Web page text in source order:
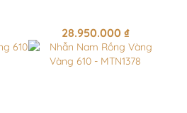
28.950.000 ₫